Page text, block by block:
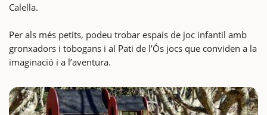
Calella.
Per als més petits, podeu trobar espais de joc infantil amb
gronxadors i tobogans i al Pati de l’Ós jocs que conviden a la
imaginació i a l’aventura.